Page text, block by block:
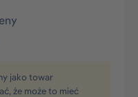
jako towar
że może to mieć